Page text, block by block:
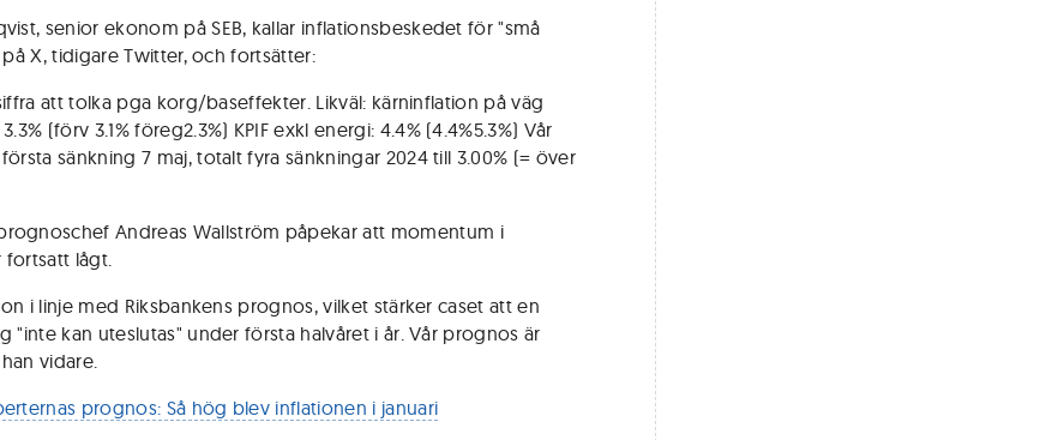
senior ekonom på SEB, kallar inflationsbeskedet för "små
X, tidigare Twitter, och fortsätter:
att tolka pga korg/baseffekter. Likväl: kärninflation på väg
3.3% (förv 3.1% föreg2.3%) KPIF exkl energi: 4.4% (4.4%5.3%) Vår
sänkning 7 maj, totalt fyra sänkningar 2024 till 3.00% (= över
Andreas Wallström påpekar att momentum i
fortsatt lågt.
i linje med Riksbankens prognos, vilket stärker caset att en
"inte kan uteslutas" under första halvåret i år. Vår prognos är
vidare.
prognos: Så hög blev inflationen i januari